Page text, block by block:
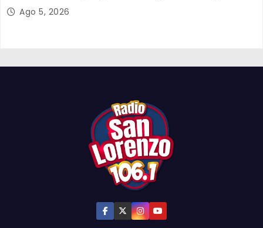
organizada por Aguas del Altiplano y ANDESS
Ago 5, 2026